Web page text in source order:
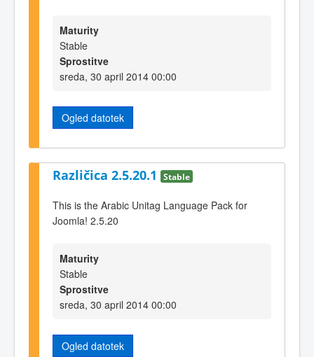
Maturity
Stable
Sprostitve
sreda, 30 april 2014 00:00
Ogled datotek
Različica 2.5.20.1 Stable
This is the Arabic Unitag Language Pack for
Joomla! 2.5.20
Maturity
Stable
Sprostitve
sreda, 30 april 2014 00:00
Ogled datotek